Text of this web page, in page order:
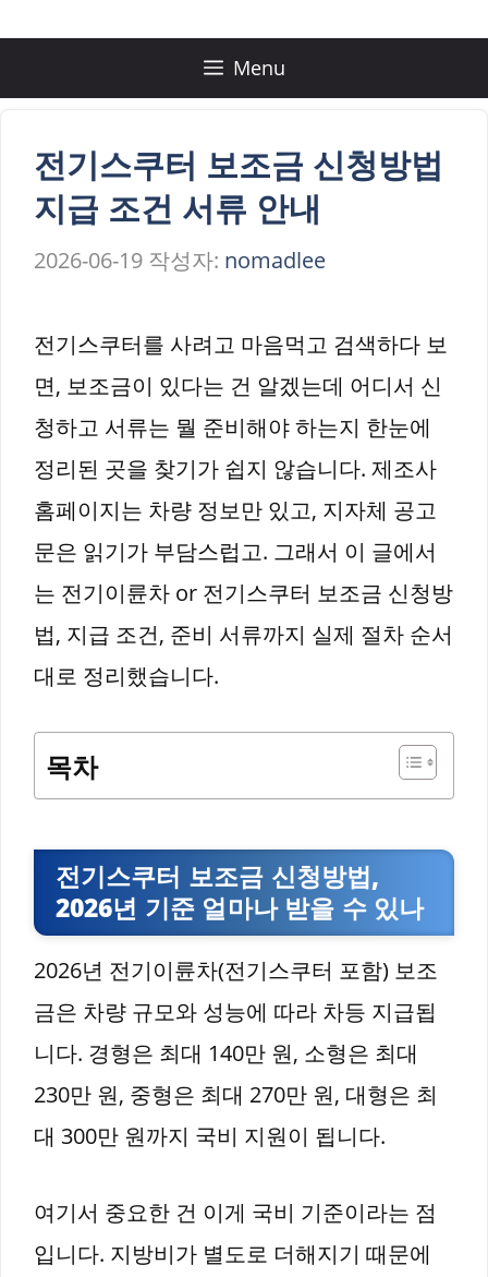
츠
Menu
전기스쿠터 보조금 신청방법
지급 조건 서류 안내
2026-06-19 작성자: nomadlee
전기스쿠터를 사려고 마음먹고 검색하다 보
면, 보조금이 있다는 건 알겠는데 어디서 신
청하고 서류는 뭘 준비해야 하는지 한눈에
정리된 곳을 찾기가 쉽지 않습니다. 제조사
홈페이지는 차량 정보만 있고, 지자체 공고
문은 읽기가 부담스럽고. 그래서 이 글에서
는 전기이륜차 or 전기스쿠터 보조금 신청방
법, 지급 조건, 준비 서류까지 실제 절차 순서
대로 정리했습니다.
목차
전기스쿠터 보조금 신청방법,
2026년 기준 얼마나 받을 수 있나
2026년 전기이륜차(전기스쿠터 포함) 보조
금은 차량 규모와 성능에 따라 차등 지급됩
니다. 경형은 최대 140만 원, 소형은 최대
230만 원, 중형은 최대 270만 원, 대형은 최
대 300만 원까지 국비 지원이 됩니다.
여기서 중요한 건 이게 국비 기준이라는 점
입니다. 지방비가 별도로 더해지기 때문에